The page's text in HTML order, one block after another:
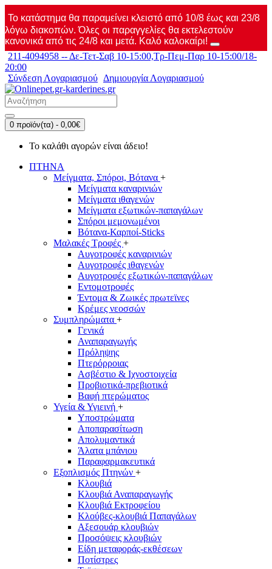
Το κατάστημα θα παραμείνει κλειστό από 10/8 έως και 23/8
λόγω διακοπών. Όλες οι παραγγελίες θα εκτελεστούν
κανονικά από τις 24/8 και μετά. Καλό καλοκαίρι!
211-4094958 -- Δε-Τετ-Σαβ 10-15:00,Τρ-Πεμ-Παρ 10-15:00/18-
20:00
Σύνδεση Λογαριασμού Δημιουργία Λογαριασμού
0 προϊόν(τα) - 0,00€
Το καλάθι αγορών είναι άδειο!
ΠΤΗΝΑ
Μείγματα, Σπόροι, Βότανα +
Μείγματα καναρινιών
Μείγματα ιθαγενών
Μείγματα εξωτικών-παπαγάλων
Σπόροι μεμονωμένοι
Βότανα-Καρποί-Sticks
Μαλακές Τροφές +
Αυγοτροφές καναρινιών
Αυγοτροφές ιθαγενών
Αυγοτροφές εξωτικών-παπαγάλων
Εντομοτροφές
Έντομα & Ζωικές πρωτεϊνες
Κρέμες νεοσσών
Συμπληρώματα +
Γενικά
Αναπαραγωγής
Πρόληψης
Πτερόρροιας
Ασβέστιο & Ιχνοστοιχεία
Προβιοτικά-πρεβιοτικά
Βαφή πτερώματος
Υγεία & Υγιεινή +
Υποστρώματα
Αποπαρασίτωση
Απολυμαντικά
Άλατα μπάνιου
Παραφαρμακευτικά
Εξοπλισμός Πτηνών +
Κλουβιά
Κλουβιά Αναπαραγωγής
Κλουβιά Eκτροφείου
Κλούβες-κλουβιά Παπαγάλων
Αξεσουάρ κλουβιών
Προσόψεις κλουβιών
Είδη μεταφοράς-εκθέσεων
Ποτίστρες